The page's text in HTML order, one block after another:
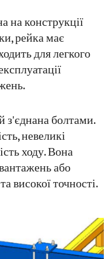
на конструкції
рейка має
для легкого
з'єднана болтами.
невеликі
ходу. Вона
або
високої точності.